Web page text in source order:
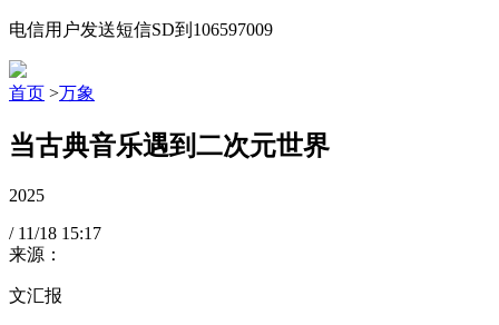
电信用户发送短信SD到106597009
首页 >万象
当古典音乐遇到二次元世界
2025
/ 11/18 15:17
来源：
文汇报